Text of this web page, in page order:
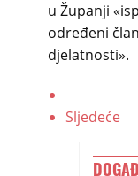
u Županji
određeni
djelatnosti».
Sljedeće